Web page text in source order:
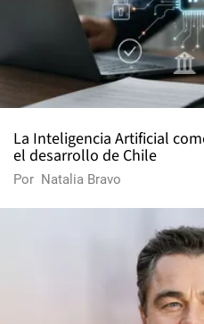
La Inteligencia Artificial
el desarrollo de Chile
Por Natalia Bravo